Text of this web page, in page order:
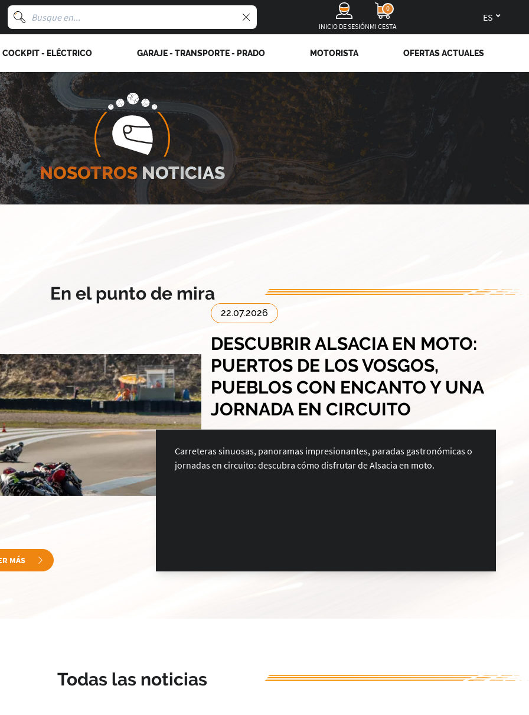
INICIO DE SESIÓN
0
MI CESTA
COCKPIT - ELÉCTRICO GARAJE - TRANSPORTE - PRADO MOTORISTA OFERTAS ACTUALES
NOSOTROSNOTICIAS
En el punto de mira
22.07.2026
DESCUBRIR ALSACIA EN MOTO:
PUERTOS DE LOS VOSGOS,
PUEBLOS CON ENCANTO Y UNA
JORNADA EN CIRCUITO
MÁS
Carreteras sinuosas, panoramas impresionantes, paradas gastronómicas o
jornadas en circuito: descubra cómo disfrutar de Alsacia en moto.
Todas las noticias